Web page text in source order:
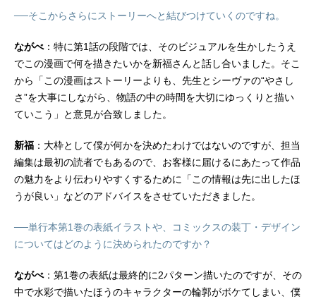
──そこからさらにストーリーへと結びつけていくのですね。
ながべ：特に第1話の段階では、そのビジュアルを生かしたうえ
でこの漫画で何を描きたいかを新福さんと話し合いました。そこ
から「この漫画はストーリーよりも、先生とシーヴァの“やさし
さ”を大事にしながら、物語の中の時間を大切にゆっくりと描い
ていこう」と意見が合致しました。
新福 ：大枠として僕が何かを決めたわけではないのですが、担当
編集は最初の読者でもあるので、お客様に届けるにあたって作品
の魅力をより伝わりやすくするために「この情報は先に出したほ
うが良い」などのアドバイスをさせていただきました。
──単行本第1巻の表紙イラストや、コミックスの装丁・デザイン
についてはどのように決められたのですか？
ながべ：第1巻の表紙は最終的に2パターン描いたのですが、その
中で水彩で描いたほうのキャラクターの輪郭がボケてしまい、僕